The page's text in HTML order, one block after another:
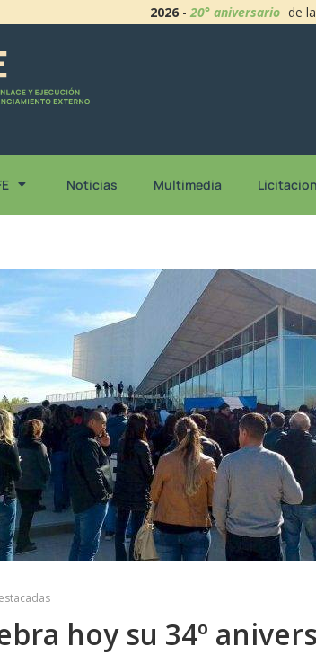
2026 -20° aniversario de
Noticias Multimedia
hoy su 34º